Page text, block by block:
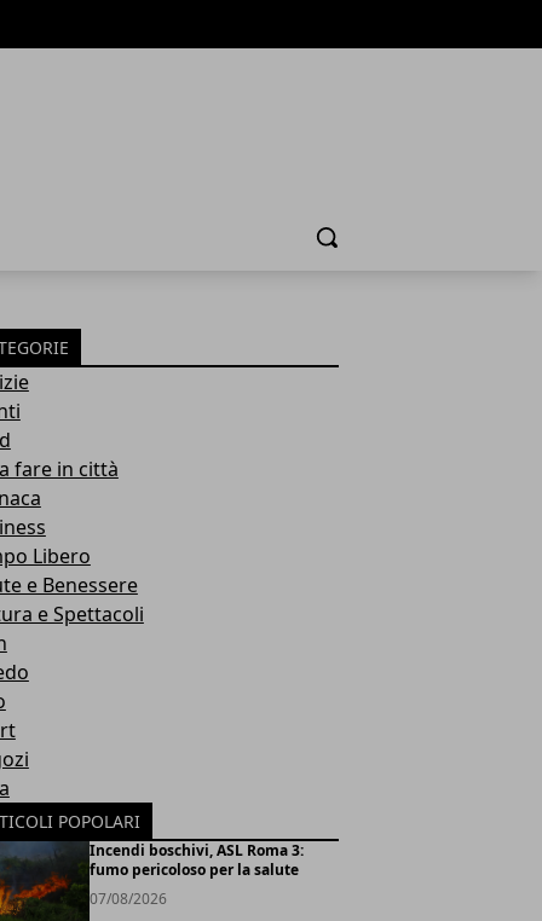
Cerca
fare in città
Libero
e Benessere
e Spettacoli
POPOLARI
Incendi boschivi, ASL Roma 3:
fumo pericoloso per la salute
07/08/2026